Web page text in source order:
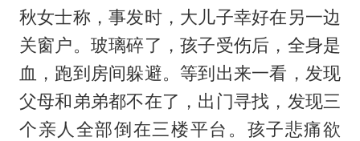
秋女士称，事发时，大儿子幸好在另一边
关窗户。玻璃碎了，孩子受伤后，全身是
血，跑到房间躲避。等到出来一看，发现
父母和弟弟都不在了，出门寻找，发现三
个亲人全部倒在三楼平台。孩子悲痛欲